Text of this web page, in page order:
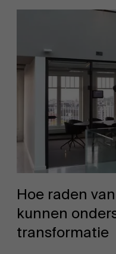
Hoe raden
kunnen
transformatie